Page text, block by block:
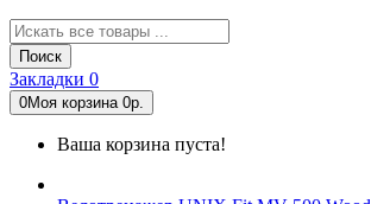
Поиск
Закладки 0
0Моя корзина 0р.
Ваша корзина пуста!